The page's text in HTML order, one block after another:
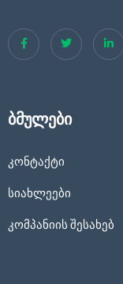
ბმულები
კონტაქტი
სიახლეები
კომპანიის შესახებ